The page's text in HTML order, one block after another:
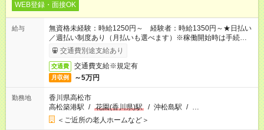
WEB登録・面接OK
給与
無資格未経験：時給1250円～ 経験者：時給1350円～★日払い
／週払い制度あり（月払いも選べます）※稼働開始時は手続き完
了次第のお支払いとなります。
交通費別途支給あり
交通費 交通費支給※規定有
月収例 ～5万円
勤務地
香川県高松市
高松築港駅 / 花園(香川県)駅 / 沖松島駅 / …
＜ご近所の老人ホームなど＞